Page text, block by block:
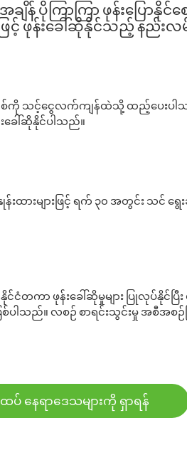
ျိန် ပိုကြာကြာ ဖုန်းပြော
င့် ဖုန်းခေါ်ဆိုနိုင်သည့် နည်းလ
ကို သင့်ငွေလက်ကျန်ထဲသို့ ထည့်ပေးပါ
ခေါ်ဆိုနိုင်ပါသည်။
ထားများဖြင့် ရက် ၃၀ အတွင်း သင်
နိုင်ငံတကာ ဖုန်းခေါ်ဆိုမှုများ ပြုလုပ်
သည်။ လစဉ် စာရင်းသွင်းမှု အစီအစဉ်
ပ် နေရာဒေသများကို ရှာရန်